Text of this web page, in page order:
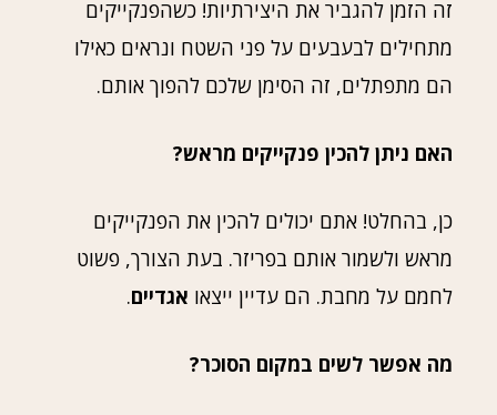
זה הזמן להגביר את היצירתיות! כשהפנקייקים
מתחילים לבעבעים על פני השטח ונראים כאילו
הם מתפתלים, זה הסימן שלכם להפוך אותם.
האם ניתן להכין פנקייקים מראש?
כן, בהחלט! אתם יכולים להכין את הפנקייקים
מראש ולשמור אותם בפריזר. בעת הצורך, פשוט
לחמם על מחבת. הם עדיין ייצאו אגדיים.
מה אפשר לשים במקום הסוכר?